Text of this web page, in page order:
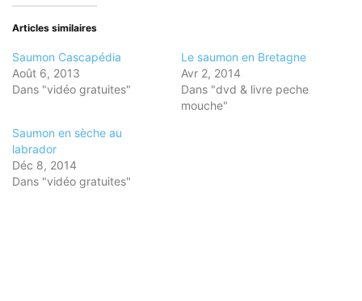
dans
nouvelle
dans
nouvelle
Articles similaires
Saumon Cascapédia
Août 6, 2013
Dans "vidéo gratuites"
Le saumon en Bretagne
Avr 2, 2014
Dans "dvd & livre peche
mouche"
Saumon en sèche au
labrador
Déc 8, 2014
Dans "vidéo gratuites"